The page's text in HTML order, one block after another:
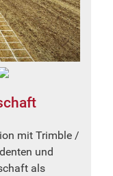
mit Trimble /
und
als